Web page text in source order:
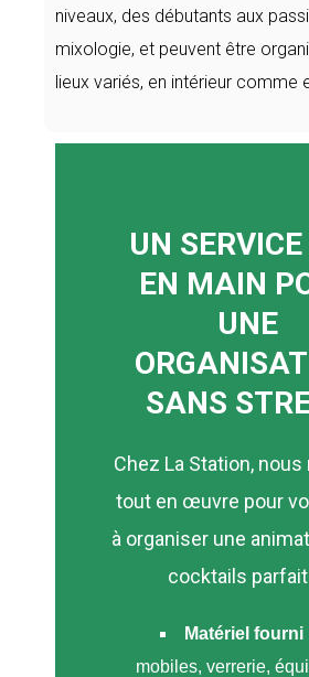
niveaux, des débutants aux
mixologie, et peuvent être
lieux variés, en intérieur comme
UN
EN MAIN
UNE
SANS
Chez La Station,
tout en œuvre pour
à organiser une
cocktails
Matériel fourni
mobiles, verrerie,